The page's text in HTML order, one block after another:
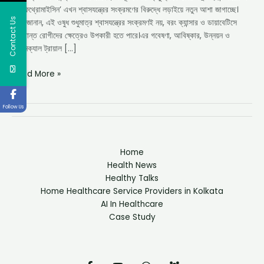
‘ন্যাফিথ্রোমাইসিন’ এখন শ্বাসযন্ত্রের সংক্রমণের বিরুদ্ধে লড়াইয়ে নতুন আশা জাগাচ্ছে।
মন্ত্রী জানান, এই ওষুধ শুধুমাত্র শ্বাসযন্ত্রের সংক্রমণই নয়, বরং ক্যান্সার ও ডায়াবেটিসে
আক্রান্ত রোগীদের ক্ষেত্রেও উপকারী হতে পারে।এর গবেষণা, আবিষ্কার, উন্নয়ন ও
ক্লিনিক্যাল ট্রায়াল […]
Read More »
Home
Health News
Healthy Talks
Home Healthcare Service Providers in Kolkata
AI In Healthcare
Case Study
Contact Us
Follow Us